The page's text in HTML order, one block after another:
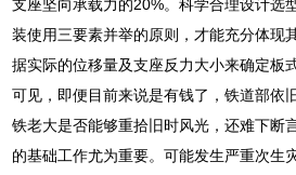
支座坚向承载力的20%。科学合理设计选
装使用三要素并举的原则，才能充分体现
据实际的位移量及支座反力大小来确定板
可见，即便目前来说是有钱了，铁道部依
铁老大是否能够重拾旧时风光，还难下断
的基础工作尤为重要。可能发生严重次生